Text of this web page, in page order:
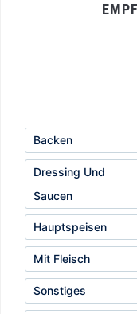
Backen
Dressing Und
Saucen
Hauptspeisen
Mit Fleisch
Sonstiges